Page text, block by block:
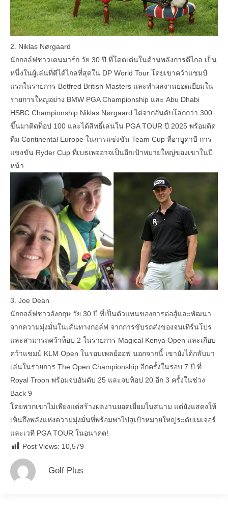
2. Niklas Nørgaard
นักกอล์ฟชาวเดนมาร์ก วัย 30 ปี ที่โดดเด่นในด้านพลังการตีไกล เป็น
หนึ่งในผู้เล่นที่ตีได้ไกลที่สุดใน DP World Tour โดยเขาคว้าแชมป์
แรกในรายการ Betfred British Masters และทำผลงานยอดเยี่ยมใน
รายการใหญ่อย่าง BMW PGA Championship และ Abu Dhabi
HSBC Championship Niklas Nørgaard ไต่จากอันดับโลกกว่า 300
ขึ้นมาติดท็อป 100 และได้สิทธิ์เล่นใน PGA TOUR ปี 2025 พร้อมติด
ทีม Continental Europe ในการแข่งขัน Team Cup ที่อาบูดาบี การ
แข่งขัน Ryder Cup ที่เบธเพจอาจเป็นอีกเป้าหมายใหญ่ของเขาในปี
หน้า
3. Joe Dean
นักกอล์ฟชาวอังกฤษ วัย 30 ปี ที่เป็นตัวแทนของการต่อสู้และพัฒนา
จากความมุ่งมั่นในเส้นทางกอล์ฟ จากการขับรถส่งของจนเทิร์นโปร
และสามารถคว้าท็อป 2 ในรายการ Magical Kenya Open และเกือบ
คว้าแชมป์ KLM Open ในรอบเพลย์ออฟ นอกจากนี้ เขายังได้กลับมา
เล่นในรายการ The Open Championship อีกครั้งในรอบ 7 ปี ที่
Royal Troon พร้อมจบอันดับ 25 และจบท็อป 20 อีก 3 ครั้งในช่วง
Back 9
โดยพวกเขาไม่เพียงแต่สร้างผลงานยอดเยี่ยมในสนาม แต่ยังแสดงให้
เห็นถึงพลังแห่งความมุ่งมั่นที่พร้อมพาไปสู่เป้าหมายใหญ่ระดับเมเจอร์
และเวที PGA TOUR ในอนาคต!
Post Views: 10,579
Golf Plus